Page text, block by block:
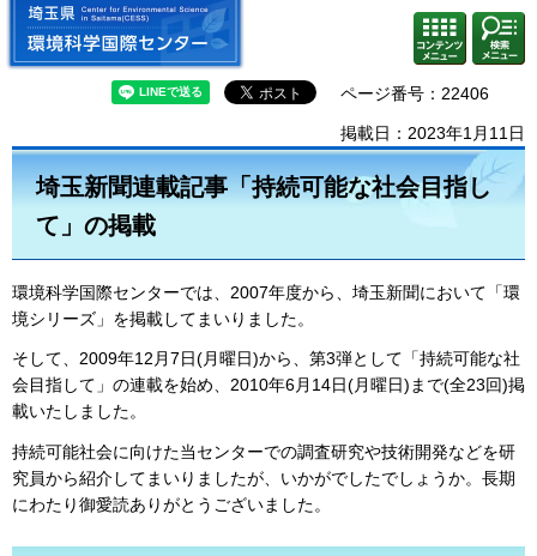
埼玉県 環境科学国際センター
コンテ
ンツメ
ニュー
検索・
共通メ
ニュー
ページ番号：22406
掲載日：2023年1月11日
埼玉新聞連載記事「持続可能な社会目指し
て」の掲載
環境科学国際センターでは、2007年度から、埼玉新聞において「環
境シリーズ」を掲載してまいりました。
そして、2009年12月7日(月曜日)から、第3弾として「持続可能な社
会目指して」の連載を始め、2010年6月14日(月曜日)まで(全23回)掲
載いたしました。
持続可能社会に向けた当センターでの調査研究や技術開発などを研
究員から紹介してまいりましたが、いかがでしたでしょうか。長期
にわたり御愛読ありがとうございました。